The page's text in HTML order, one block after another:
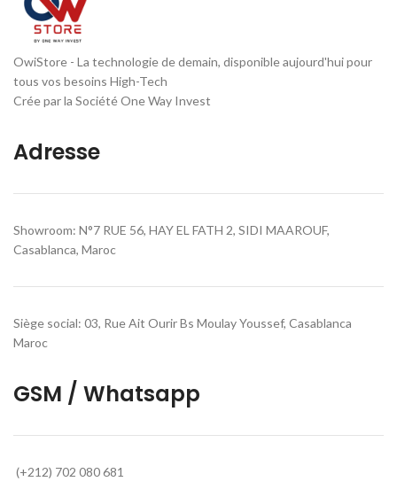
OwiStore - La technologie de demain, disponible aujourd'hui pour
tous vos besoins High-Tech
Crée par la Société One Way Invest
Adresse
Showroom: N°7 RUE 56, HAY EL FATH 2, SIDI MAAROUF,
Casablanca, Maroc
Siège social: 03, Rue Ait Ourir Bs Moulay Youssef, Casablanca
Maroc
GSM / Whatsapp
(+212) 702 080 681